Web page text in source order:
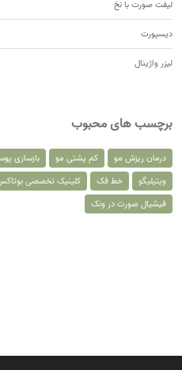
لیفت صورت با نخ
دیسپورت
لیزر واژینال
برچسب های محبوب
درمان ریزش مو کم پشتی مو بازسازی
ویتیلیگو
خط فک کلینیک تخصصی
فیشیال صورت در ونک